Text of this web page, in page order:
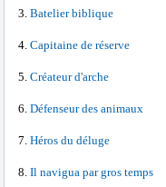
Batelier biblique
Capitaine de réserve
Créateur d'arche
Défenseur des animaux
Héros du déluge
Il navigua par gros temps